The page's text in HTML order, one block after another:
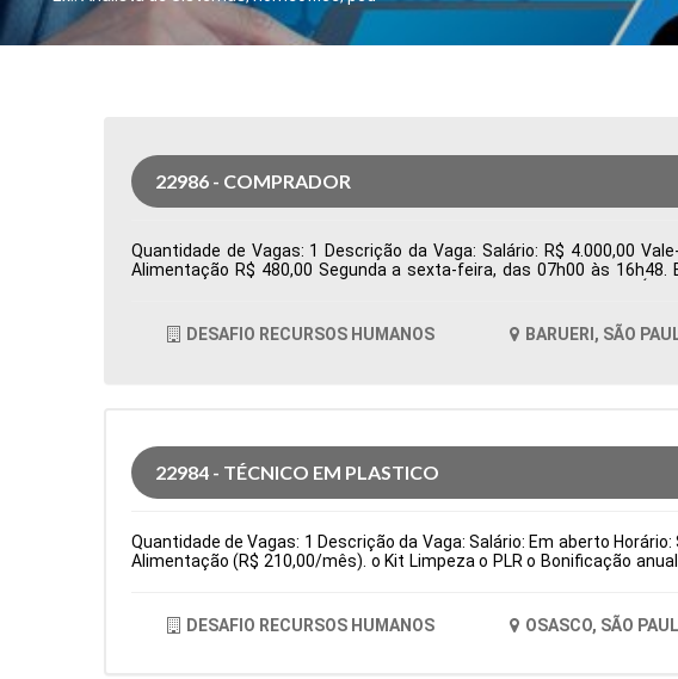
22986 - COMPRADOR
Quantidade de Vagas: 1 Descrição da Vaga: Salário: R$ 4.000,00
Alimentação R$ 480,00 Segunda a sexta-feira, das 07h00 às
DESAFIO RECURSOS HUMANOS BARUERI, SÃO
22984 - TÉCNICO EM PLASTICO
Quantidade de Vagas: 1 Descrição da Vaga: Salário: Em aberto
Alimentação (R$ 210,00/mês). o Kit Limpeza o PLR o Bonificação
de contratação: Temporário Cidade: Osasco, SP, Brasil Área de
DESAFIO RECURSOS HUMANOS OSASCO, SÃO